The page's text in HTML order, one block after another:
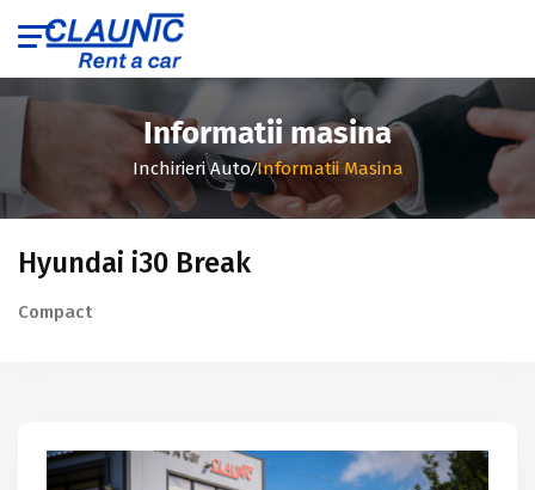
Informatii masina
Inchirieri Auto/Informatii Masina
Hyundai i30 Break
Compact